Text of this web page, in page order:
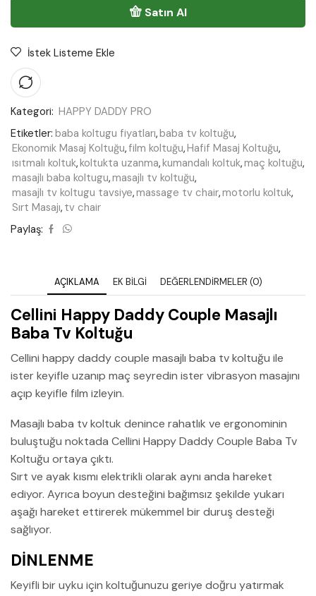
Satın Al
İstek Listeme Ekle
Kategori: HAPPY DADDY PRO
Etiketler: baba koltugu fiyatları,baba tv koltuğu,
Ekonomik Masaj Koltuğu, film koltuğu,Hafif Masaj Koltuğu,
ısıtmalı koltuk,koltukta uzanma,kumandalı koltuk,maç koltuğu,
masajlı baba koltugu,masajlı tv koltuğu,
masajlı tv koltugu tavsiye,massage tv chair,motorlu koltuk,
Sırt Masajı, tv chair
Paylaş:
AÇIKLAMA EK BILGI DEĞERLENDIRMELER (0)
Cellini Happy Daddy Couple Masajlı
Baba Tv Koltuğu
Cellini happy daddy couple masajlı baba tv koltuğu ile
ister keyifle uzanıp maç seyredin ister vibrasyon masajını
açıp keyifle film izleyin.
Masajlı baba tv koltuk denince rahatlık ve ergonominin
buluştuğu noktada Cellini Happy Daddy Couple Baba Tv
Koltuğu ortaya çıktı.
Sırt ve ayak kısmı elektrikli olarak aynı anda hareket
ediyor. Ayrıca boyun desteğini bağımsız şekilde yukarı
aşağı hareket ettirerek mükemmel bir duruş desteği
sağlıyor.
DİNLENME
Keyifli bir uyku için koltuğunuzu geriye doğru yatırmak